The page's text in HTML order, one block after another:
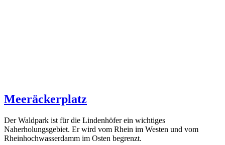
Meeräckerplatz
Der Waldpark ist für die Lindenhöfer ein wichtiges
Naherholungsgebiet. Er wird vom Rhein im Westen und vom
Rheinhochwasserdamm im Osten begrenzt.